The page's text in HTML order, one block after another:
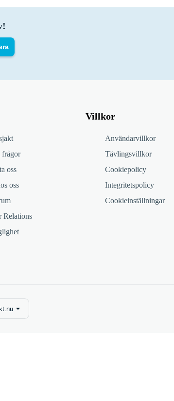
frågor
oss
oss
Relations
Villkor
Användarvillkor
Tävlingsvillkor
Cookiepolicy
Integritetspolicy
Cookieinställningar